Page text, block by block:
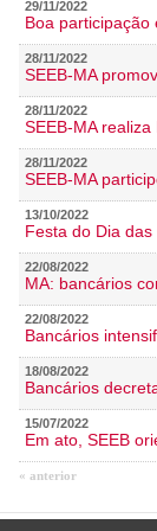
29/11/2022
Boa participação
28/11/2022
SEEB-MA
28/11/2022
SEEB-MA
28/11/2022
SEEB-MA
13/10/2022
Festa do Dia
22/08/2022
MA: bancários
22/08/2022
Bancários
18/08/2022
Bancários
15/07/2022
Em ato, SEEB
« anterior